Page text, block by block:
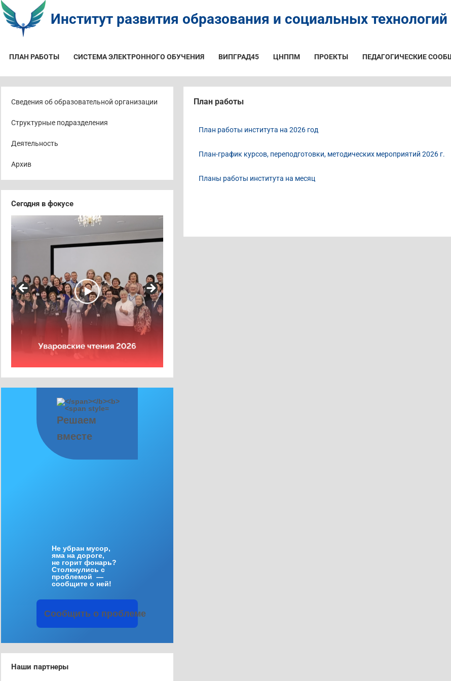
Институт развития образования и социальных технологий
ПЛАН РАБОТЫ СИСТЕМА ЭЛЕКТРОННОГО ОБУЧЕНИЯ ВИПГРАД45 ЦНППМ ПРОЕКТЫ ПЕДАГОГИЧЕСКИЕ
Сведения об образовательной организации
Структурные подразделения
Деятельность
Архив
Сегодня в фокусе
Решаем
вместе
Не убран мусор,
яма на дороге,
не горит фонарь?
Столкнулись с
проблемой —
сообщите о ней!
Сообщить о проблеме
Наши партнеры
План работы
План работы института на 2026 год
План-график курсов, переподготовки, методических мероприятий 2026 г.
Планы работы института на месяц